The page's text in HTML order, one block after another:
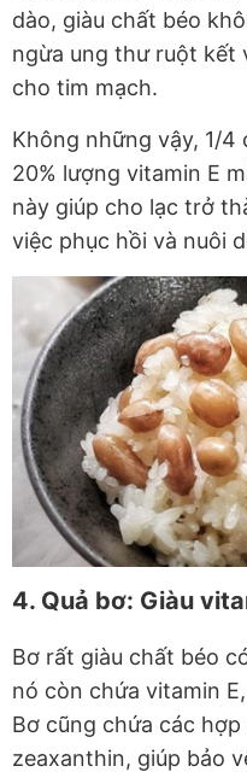
dào, giàu chất béo
ngừa ung thư ruột kết
cho tim mạch.
Không những vậy, 1/
20% lượng vitamin E
này giúp cho lạc trở
việc phục hồi và nuôi
4. Quả bơ: Giàu
Bơ rất giàu chất béo
nó còn chứa vitamin
Bơ cũng chứa các
zeaxanthin, giúp bảo